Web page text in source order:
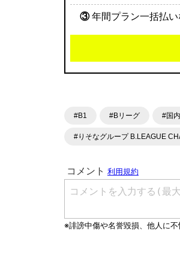
③年間プラン一括払い
#B1 #Bリーグ #国内
#りそなグループ B.LEAGUE